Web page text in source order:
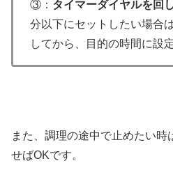
③： タイマーダイヤルを回
分以下にセットしたい場合
してから、目的の時間に設
また、調理の途中で止めたい時
せばOKです。